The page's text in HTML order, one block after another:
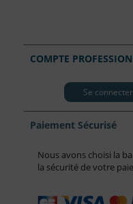
COMPTE
Se connecter
Paiement Sécurisé
Nous avons choisi la
la sécurité de votre